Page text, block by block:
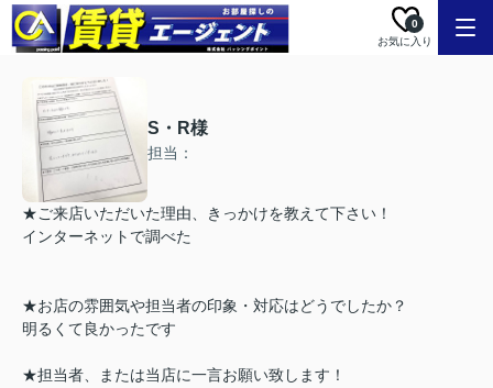
お気に入り
0
S・R様
担当：
★ご来店いただいた理由、きっかけを教えて下さい！
インターネットで調べた
★お店の雰囲気や担当者の印象・対応はどうでしたか？
明るくて良かったです
★担当者、または当店に一言お願い致します！